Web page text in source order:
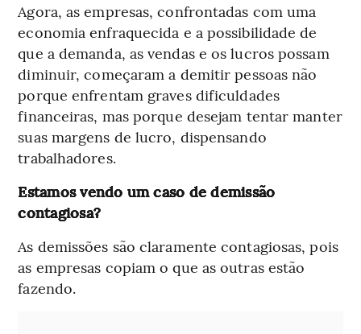
Agora, as empresas, confrontadas com uma
economia enfraquecida e a possibilidade de
que a demanda, as vendas e os lucros possam
diminuir, começaram a demitir pessoas não
porque enfrentam graves dificuldades
financeiras, mas porque desejam tentar manter
suas margens de lucro, dispensando
trabalhadores.
Estamos vendo um caso de demissão
contagiosa?
As demissões são claramente contagiosas, pois
as empresas copiam o que as outras estão
fazendo.